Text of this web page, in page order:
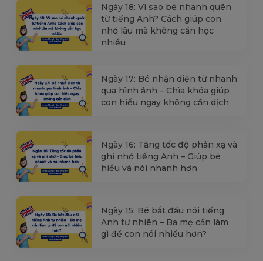
Ngày 18: Vì sao bé nhanh quên
từ tiếng Anh? Cách giúp con
nhớ lâu mà không cần học
nhiều
Ngày 17: Bé nhận diện từ nhanh
qua hình ảnh – Chìa khóa giúp
con hiểu ngay không cần dịch
Ngày 16: Tăng tốc độ phản xạ và
ghi nhớ tiếng Anh – Giúp bé
hiểu và nói nhanh hơn
Ngày 15: Bé bắt đầu nói tiếng
Anh tự nhiên – Ba mẹ cần làm
gì để con nói nhiều hơn?